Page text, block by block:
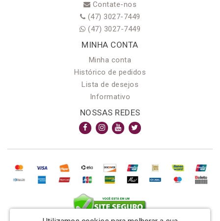
Contate-nos
(47) 3027-7449
(47) 3027-7449
MINHA CONTA
Minha conta
Histórico de pedidos
Lista de desejos
Informativo
NOSSAS REDES